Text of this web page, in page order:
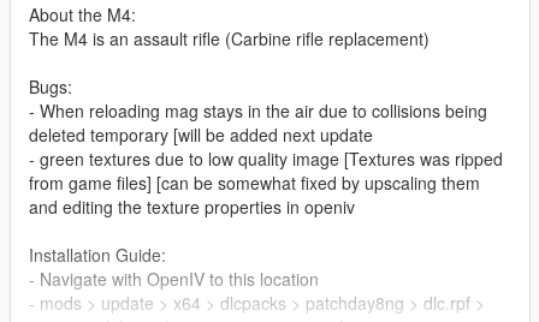
About the M4:
The M4 is an assault rifle (Carbine rifle replacement)
Bugs:
- When reloading mag stays in the air due to collisions being
deleted temporary [will be added next update
- green textures due to low quality image [Textures was ripped
from game files] [can be somewhat fixed by upscaling them
and editing the texture properties in openiv
Installation Guide:
- Navigate with OpenIV to this location
- mods > update > x64 > dlcpacks > patchday8ng > dlc.rpf >